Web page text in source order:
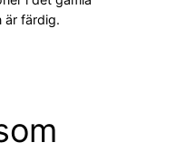
är färdig.